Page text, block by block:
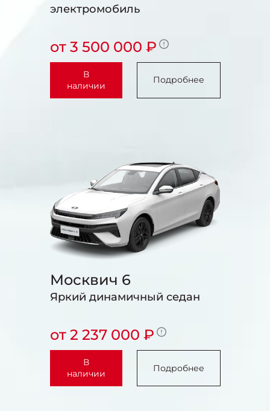
электромобиль
от 3 500 000 ₽
В
наличии
Подробнее
Москвич 6
Яркий динамичный седан
от 2 237 000 ₽
В
наличии
Подробнее